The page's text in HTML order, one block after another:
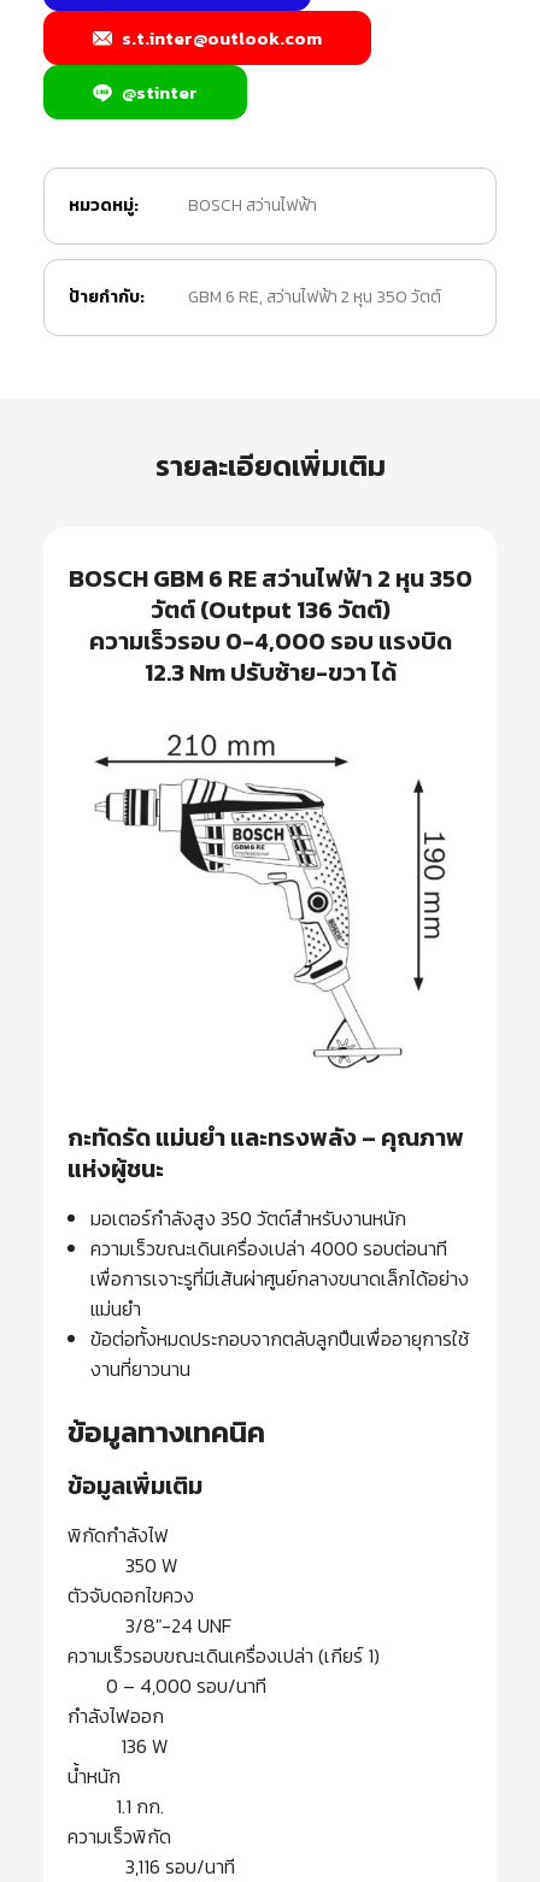
s.t.inter@outlook.com
@stinter
หมวดหมู่: BOSCH สว่านไฟฟ้า
ป้ายกำกับ: GBM 6 RE, สว่านไฟฟ้า 2 หุน 350 วัตต์
รายละเอียดเพิ่มเติม
BOSCHGBM 6 REสว่านไฟฟ้า 2 หุน 350
วัตต์ (Output 136 วัตต์)
ความเร็วรอบ 0-4,000 รอบ แรงบิด
12.3 Nm ปรับซ้าย-ขวา ได้
กะทัดรัด แม่นยำ และทรงพลัง – คุณภาพ
แห่งผู้ชนะ
มอเตอร์กำลังสูง 350 วัตต์สำหรับงานหนัก
ความเร็วขณะเดินเครื่องเปล่า 4000 รอบต่อนาที
เพื่อการเจาะรูที่มีเส้นผ่าศูนย์กลางขนาดเล็กได้อย่าง
แม่นยำ
ข้อต่อทั้งหมดประกอบจากตลับลูกปืนเพื่ออายุการใช้
งานที่ยาวนาน
ข้อมูลทางเทคนิค
ข้อมูลเพิ่มเติม
พิกัดกำลังไฟ
350 W
ตัวจับดอกไขควง
3/8″-24 UNF
ความเร็วรอบขณะเดินเครื่องเปล่า (เกียร์ 1)
0 – 4,000 รอบ/นาที
กำลังไฟออก
136 W
น้ำหนัก
1.1 กก.
ความเร็วพิกัด
3,116 รอบ/นาที